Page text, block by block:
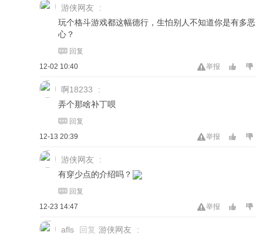
游侠网友
:
玩个格斗游戏都这幅德行，生怕别人不知道你是有多恶
心？
回复
举报
12-02 10:40
啊18233
:
弄个那啥补丁呗
回复
举报
12-13 20:39
游侠网友
:
有穿少点的介绍吗？
回复
举报
12-23 14:47
afls 回复 游侠网友
: